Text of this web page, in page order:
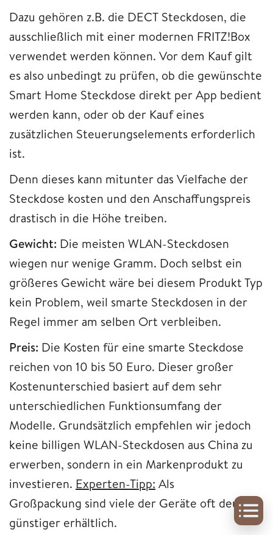
Dazu gehören z.B. die DECT Steckdosen, die
ausschließlich mit einer modernen FRITZ!Box
verwendet werden können. Vor dem Kauf gilt
es also unbedingt zu prüfen, ob die gewünschte
Smart Home Steckdose direkt per App bedient
werden kann, oder ob der Kauf eines
zusätzlichen Steuerungselements erforderlich
ist.
Denn dieses kann mitunter das Vielfache der
Steckdose kosten und den Anschaffungspreis
drastisch in die Höhe treiben.
Gewicht: Die meisten WLAN-Steckdosen
wiegen nur wenige Gramm. Doch selbst ein
größeres Gewicht wäre bei diesem Produkt Typ
kein Problem, weil smarte Steckdosen in der
Regel immer am selben Ort verbleiben.
Preis: Die Kosten für eine smarte Steckdose
reichen von 10 bis 50 Euro. Dieser großer
Kostenunterschied basiert auf dem sehr
unterschiedlichen Funktionsumfang der
Modelle. Grundsätzlich empfehlen wir jedoch
keine billigen WLAN-Steckdosen aus China zu
erwerben, sondern in ein Markenprodukt zu
investieren. Experten-Tipp: Als
Großpackung sind viele der Geräte oft deutlich
günstiger erhältlich.